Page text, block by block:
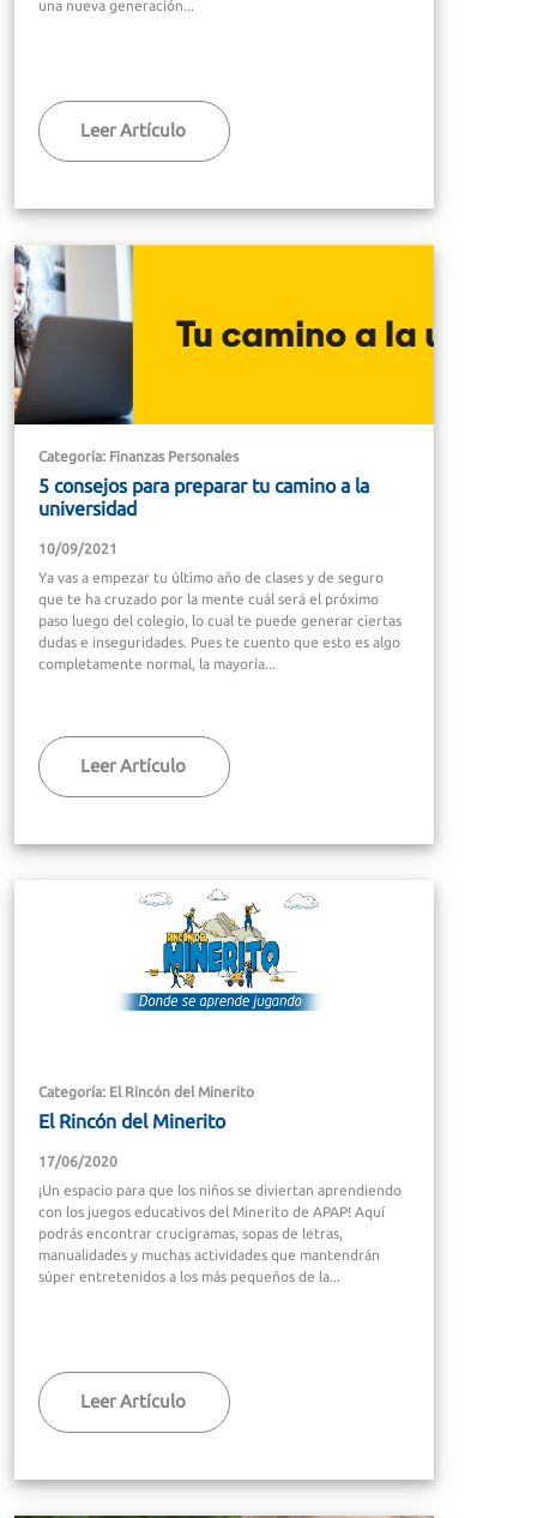
una nueva generación...
Leer Artículo
Categoría: Finanzas Personales
5 consejos para preparar tu camino a la
universidad
10/09/2021
Ya vas a empezar tu último año de clases y de seguro
que te ha cruzado por la mente cuál será el próximo
paso luego del colegio, lo cual te puede generar ciertas
dudas e inseguridades. Pues te cuento que esto es algo
completamente normal, la mayoría...
Leer Artículo
Categoría: El Rincón del Minerito
El Rincón del Minerito
17/06/2020
¡Un espacio para que los niños se diviertan aprendiendo
con los juegos educativos del Minerito de APAP! Aquí
podrás encontrar crucigramas, sopas de letras,
manualidades y muchas actividades que mantendrán
súper entretenidos a los más pequeños de la...
Leer Artículo